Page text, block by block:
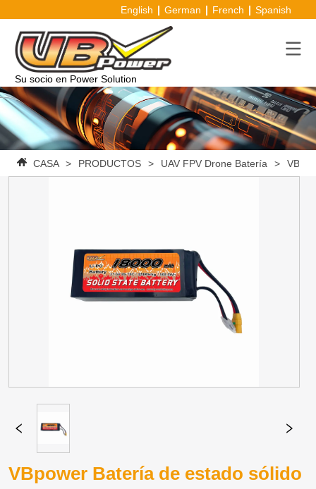
English German French Spanish
Su socio en Power Solution
CASA > PRODUCTOS > UAV FPV Drone Batería >
VBpower Batería de estado sólido